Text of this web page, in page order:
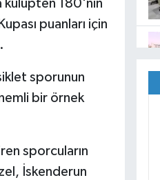
kulüpten 180'nin
puanları için
sporunun
bir örnek
sporcuların
İskenderun